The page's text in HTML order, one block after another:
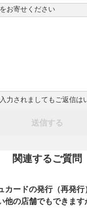
お寄せください
力されましてもご返信は
送信する
関連するご質問
カードの発行（再発
他の店舗でもできます